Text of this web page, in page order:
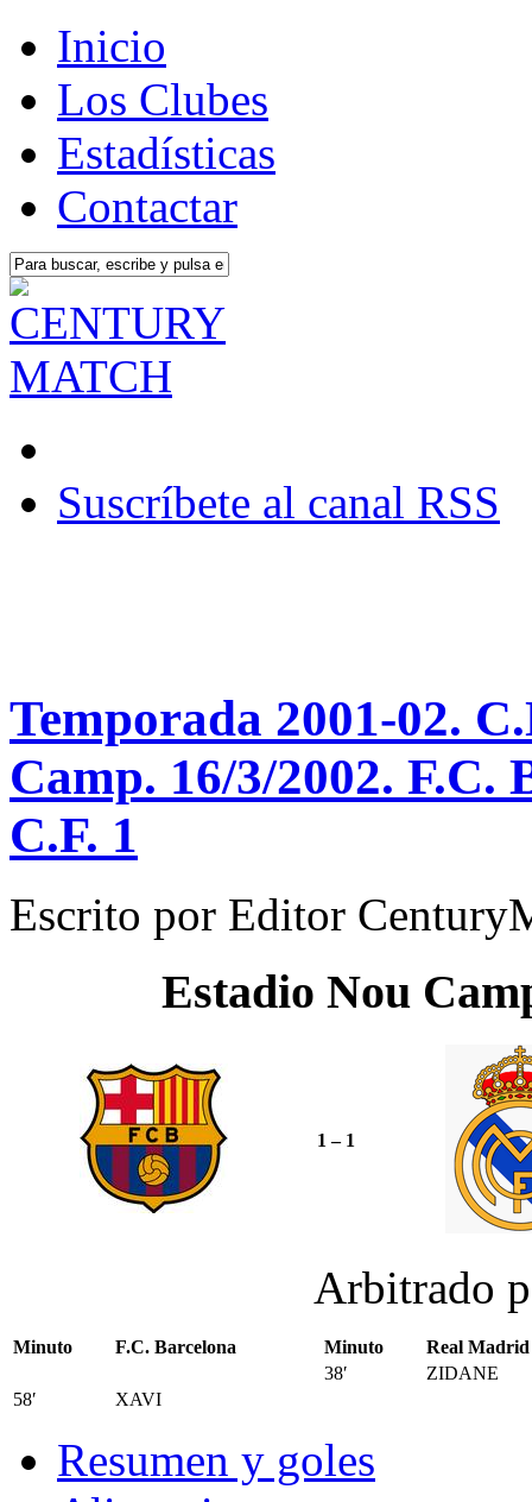
Inicio
Los Clubes
Estadísticas
Contactar
Suscríbete al canal RSS
Temporada 2001-02.
Camp. 16/3/2002. F.C.
C.F. 1
Escrito por Editor
Estadio Nou
1 – 1
Arbitrado
Minuto F.C. Barcelona Minuto
Real Madrid
38′
ZIDANE
58′
XAVI
Resumen y goles